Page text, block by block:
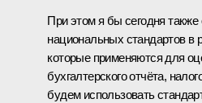
При этом я бы сегодня также
национальных стандартов в
которые применяются для
бухгалтерского отчёта,
будем использовать